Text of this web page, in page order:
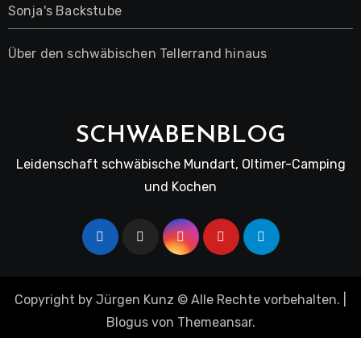
Sonja's Backstube
Über den schwäbischen Tellerrand hinaus
SCHWABENBLOG
Leidenschaft schwäbische Mundart, Oltimer-Camping
und Kochen
Copyright by Jürgen Kunz © Alle Rechte vorbehalten.
Blogusvon Themeansar.